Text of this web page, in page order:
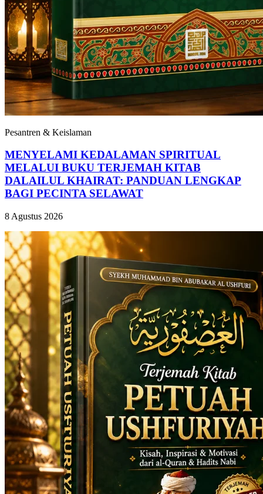
Pesantren & Keislaman
MENYELAMI KEDALAMAN SPIRITUAL
MELALUI BUKU TERJEMAH KITAB
DALAILUL KHAIRAT: PANDUAN LENGKAP
BAGI PECINTA SELAWAT
8 Agustus 2026